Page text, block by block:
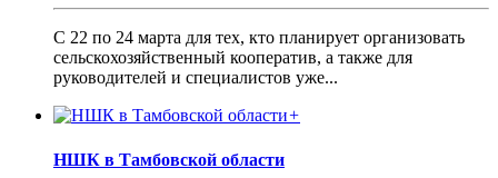
С 22 по 24 марта для тех, кто планирует организовать
сельскохозяйственный кооператив, а также для
руководителей и специалистов уже...
+
НШК в Тамбовской области